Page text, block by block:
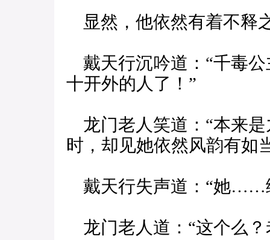
显然，他依然有着不释
戴天行沉吟道：“千毒
十开外的人了！”
龙门老人笑道：“本来
时，却见她依然风韵有如
戴天行失声道：“她……
龙门老人道：“这个么？